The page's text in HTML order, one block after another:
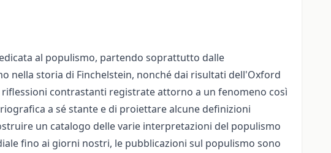
al populismo, partendo soprattutto dalle
nella storia di Finchelstein, nonché dai risultati dell'Oxford
riflessioni contrastanti registrate attorno a un fenomeno così
a sé stante e di proiettare alcune definizioni
un catalogo delle varie interpretazioni del populismo
fino ai giorni nostri, le pubblicazioni sul populismo sono